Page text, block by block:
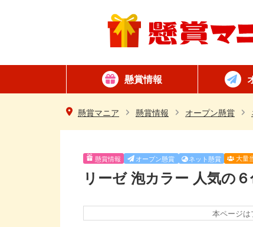
懸賞情報
ネット懸賞
はがき懸賞
懸賞カテゴリ一覧
懸賞マニア 懸賞情報 オープン懸賞
懸賞情報 オープン懸賞 ネット懸賞 大量
リーゼ 泡カラー 人気の
本ページ